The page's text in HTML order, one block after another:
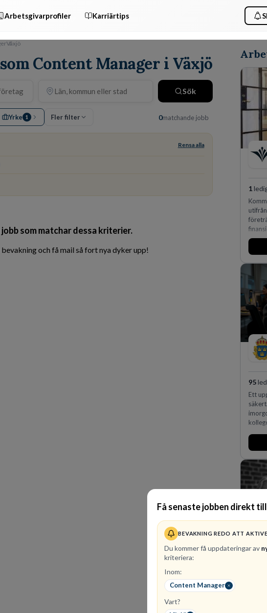
Arbetsgivarprofiler Karriärtips
Få senaste jobben direkt
BEVAKNING REDO ATT
Du kommer få uppdateringar av
kriteriera:
Inom:
Content Manager
Vart?
Växjö
Content Manager i Växjö
Sök
Yrke 1 Fler filter 0matchande jobb
Rensa alla
jobb som matchar dessa kriterier.
bevakning och få mail så fort nya dyker upp!
1
95
Ett
Vår